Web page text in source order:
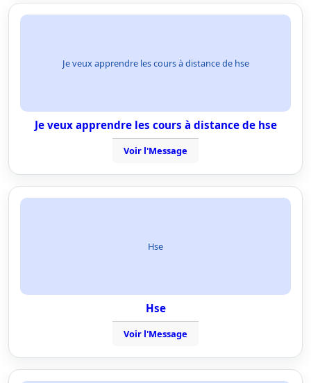
Je veux apprendre les cours à distance de hse
Je veux apprendre les cours à distance de hse
Voir l'Message
Hse
Hse
Voir l'Message